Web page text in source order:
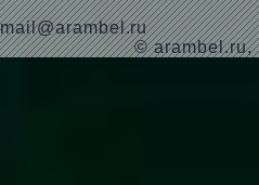
mail@arambel.ru
© arambel.ru,